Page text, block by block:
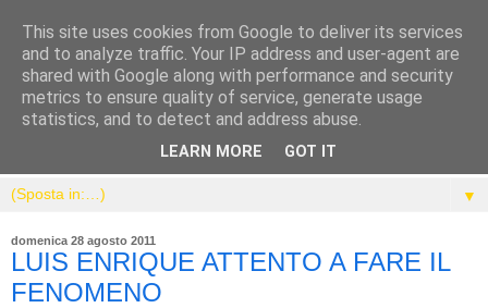
▼
domenica 28 agosto 2011
LUIS ENRIQUE ATTENTO A FARE IL
FENOMENO
This site uses cookies from Google to deliver its services
and to analyze traffic. Your IP address and user-agent are
shared with Google along with performance and security
metrics to ensure quality of service, generate usage
statistics, and to detect and address abuse.
LEARN MORE GOT IT